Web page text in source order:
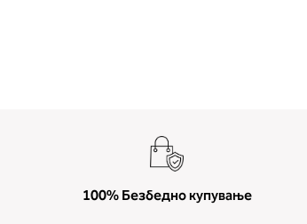
100% Безбедно купување